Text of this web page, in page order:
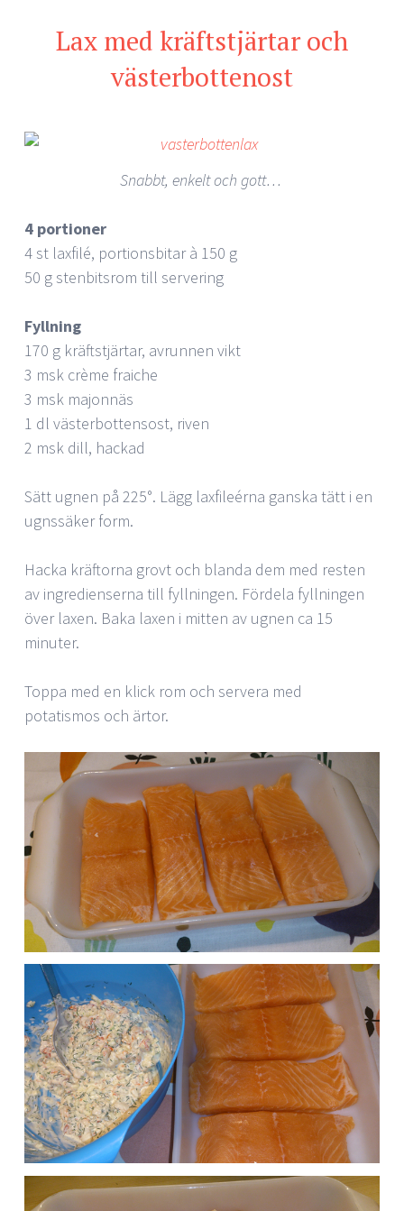
Lax med kräftstjärtar och
västerbottenost
Snabbt, enkelt och gott…
4 portioner
4 st laxfilé, portionsbitar à 150 g
50 g stenbitsrom till servering
Fyllning
170 g kräftstjärtar, avrunnen vikt
3 msk crème fraiche
3 msk majonnäs
1 dl västerbottensost, riven
2 msk dill, hackad
Sätt ugnen på 225°. Lägg laxfileérna ganska tätt i en
ugnssäker form.
Hacka kräftorna grovt och blanda dem med resten
av ingredienserna till fyllningen. Fördela fyllningen
över laxen. Baka laxen i mitten av ugnen ca 15
minuter.
Toppa med en klick rom och servera med
potatismos och ärtor.